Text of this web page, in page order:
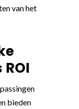
van het
bieden